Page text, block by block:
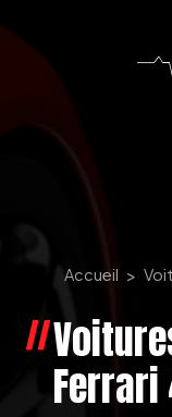
Accueil